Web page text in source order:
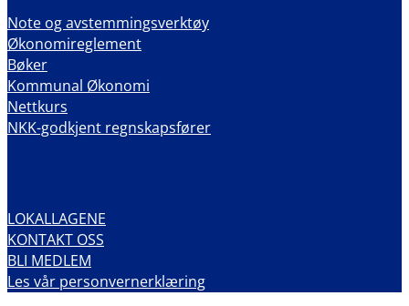
Note og avstemmingsverktøy
Økonomireglement
Bøker
Kommunal Økonomi
Nettkurs
NKK-godkjent regnskapsfører
LOKALLAGENE
KONTAKT OSS
BLI MEDLEM
Les vår personvernerklæring